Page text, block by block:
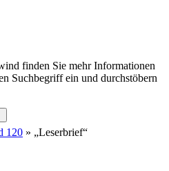
finden Sie mehr Informationen
Suchbegriff ein und durchstöbern
120 » „Leserbrief“